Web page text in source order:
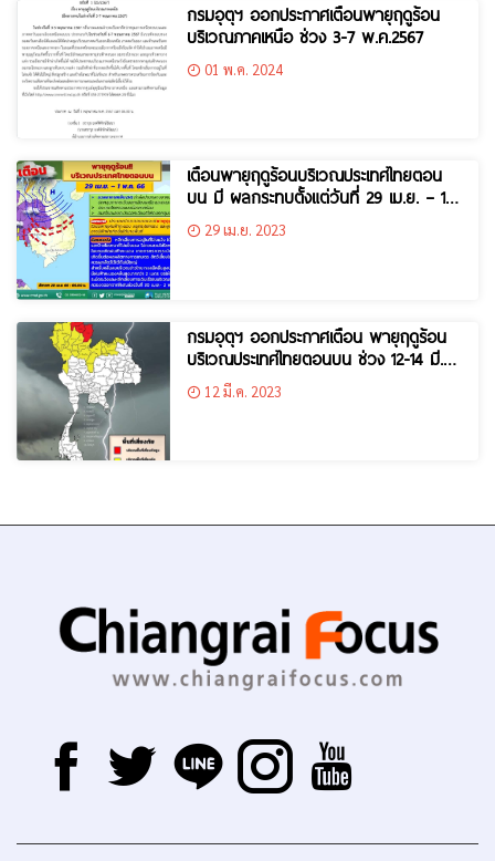
กรมอุตุฯ ออกประกาศเตือนพายุฤดูร้อน
บริเวณภาคเหนือ ช่วง 3-7 พ.ค.2567
01 พ.ค. 2024
เตือนพายุฤดูร้อนบริเวณประเทศไทยตอน
บน มี ผลกระทบตั้งแต่วันที่ 29 เม.ย. – 1
พ.ค. 66
29 เม.ย. 2023
กรมอุตุฯ ออกประกาศเตือน พายุฤดูร้อน
บริเวณประเทศไทยตอนบน ช่วง 12-14 มี.ค
66 12 มี.ค. 2023